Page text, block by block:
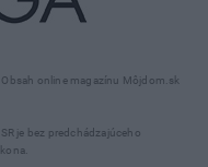
online magazínu Môjdom.sk
je bez predchádzajúceho